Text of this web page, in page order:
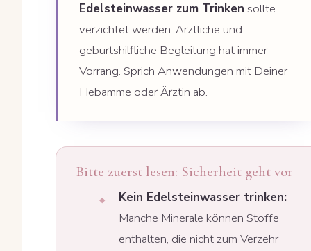
Edelsteinwasser zum Trinken sollte
verzichtet werden. Ärztliche und
geburtshilfliche Begleitung hat immer
Vorrang. Sprich Anwendungen mit Deiner
Hebamme oder Ärztin ab.
Bitte zuerst lesen: Sicherheit geht vor
Kein Edelsteinwasser trinken:
Manche Minerale können Stoffe
enthalten, die nicht zum Verzehr